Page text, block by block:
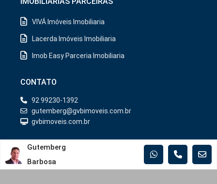
VIVÁ Imóveis Imobiliaria
Lacerda Imóveis Imobiliaria
Imob Easy Parceria Imobiliaria
CONTATO
92 99230-1392
gutemberg@gvbimoveis.com.br
gvbimoveis.com.br
CONSTRUTORAS
Gutemberg
Barbosa